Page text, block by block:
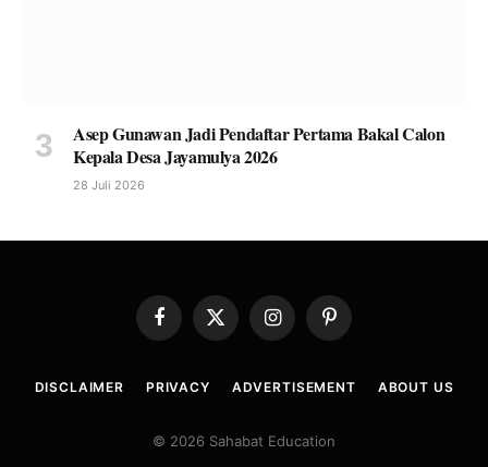
Asep Gunawan Jadi Pendaftar Pertama Bakal Calon
Kepala Desa Jayamulya 2026
28 Juli 2026
Facebook
X
(Twitter)
InstagramPinterest
DISCLAIMER PRIVACY ADVERTISEMENT ABOUT US
© 2026 Sahabat Education